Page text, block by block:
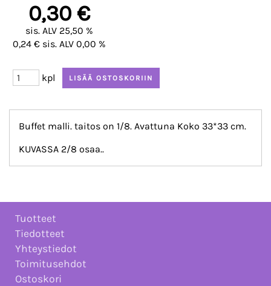
0,30 €
sis. ALV 25,50 %
0,24 € sis. ALV 0,00 %
kpl
Buffet malli. taitos on 1/8. Avattuna Koko 33*33 cm.
KUVASSA 2/8 osaa..
Tuotteet
Tiedotteet
Yhteystiedot
Toimitusehdot
Ostoskori